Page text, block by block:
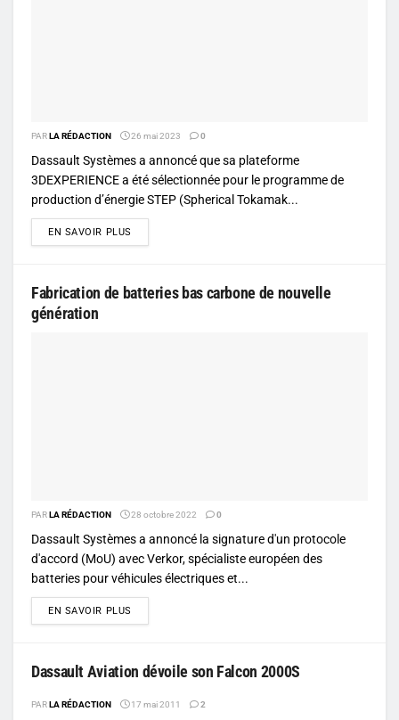
PARLA RÉDACTION 26 mai 2023 0
Dassault Systèmes a annoncé que sa plateforme
3DEXPERIENCE a été sélectionnée pour le programme de
production d’énergie STEP (Spherical Tokamak...
EN SAVOIR PLUS
Fabrication de batteries bas carbone de nouvelle
génération
PARLA RÉDACTION 28 octobre 2022 0
Dassault Systèmes a annoncé la signature d'un protocole
d'accord (MoU) avec Verkor, spécialiste européen des
batteries pour véhicules électriques et...
EN SAVOIR PLUS
Dassault Aviation dévoile son Falcon 2000S
PARLA RÉDACTION 17 mai 2011 2